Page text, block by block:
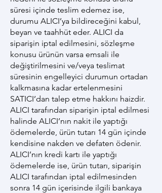
süresi içinde teslim edemez ise,
durumu ALICI’ya bildireceğini kabul,
beyan ve taahhüt eder. ALICI da
siparişin iptal edilmesini, sözleşme
konusu ürünün varsa emsali ile
değiştirilmesini ve/veya teslimat
süresinin engelleyici durumun ortadan
kalkmasına kadar ertelenmesini
SATICI’dan talep etme hakkını haizdir.
ALICI tarafından siparişin iptal edilmesi
halinde ALICI’nın nakit ile yaptığı
ödemelerde, ürün tutarı 14 gün içinde
kendisine nakden ve defaten ödenir.
ALICI’nın kredi kartı ile yaptığı
ödemelerde ise, ürün tutarı, siparişin
ALICI tarafından iptal edilmesinden
sonra 14 gün içerisinde ilgili bankaya